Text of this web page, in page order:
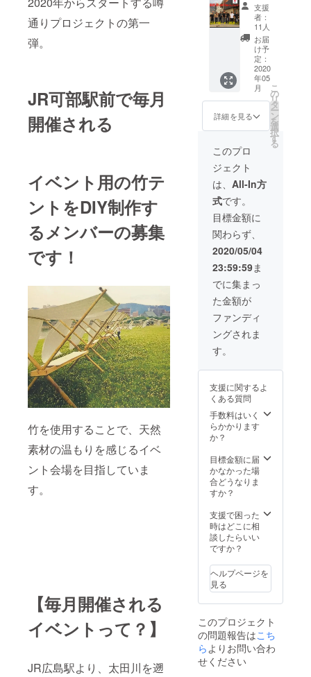
通りプロジェクトの第一
弾。
JR可部駅前で毎月
開催される
イベント用の竹テ
ントをDIY制作す
るメンバーの募集
です！
竹を使用することで、天然
素材の温もりを感じるイベ
ント会場を目指していま
す。
【毎月開催される
イベントって？】
JR広島駅より、太田川を遡
するメ
ンバー
を募
集！】
竹テン
トの制
作DIYを
一緒に
行う
ワーク
ショッ
プを開
催しま
す。 ご
希望の
方はこ
ちらの
リター
ンをご
支援く
ださ
い！ ▼
ワーク
ショッ
プ詳細
日時：5
月10日
(日)11
時ス
ター
佐北区
セン
ター ※
現地集
合でお
願いし
※打ち上
げ代は
別途い
ただき
イベン
ト自体
は5月16
日(土)か
第三土
曜日に
開催さ
れま
支援
者：
11人
お届
け予
定：
2020
年05
月
詳細を見る
こ
の
リ
タ
ー
ン
を
選
択
す
る
このプロ
ジェクト
は、 All-In方
式です。
目標金額に
関わらず、
2020/05/04
23:59:59ま
でに集まっ
た金額が
ファンディ
ングされま
す。
支援に関するよ
くある質問
手数料はいく
らかかります
か？
目標金額に届
かなかった場
合どうなりま
すか？
支援で困った
時はどこに相
談したらいい
ですか？
ヘルプページを
見る
このプロジェクト
の問題報告はこち
らよりお問い合わ
せください